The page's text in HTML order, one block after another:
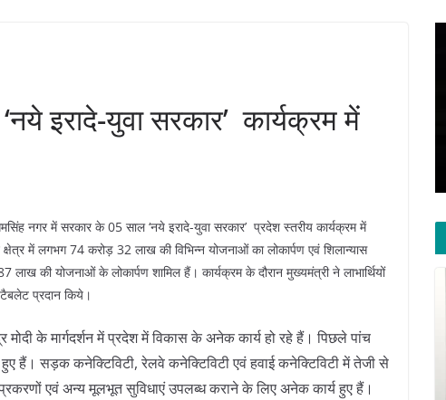
इरादे-युवा सरकार’ कार्यक्रम में
नगर में सरकार के 05 साल ‘नये इरादे-युवा सरकार’ प्रदेश स्तरीय कार्यक्रम में
में लगभग 74 करोड़ 32 लाख की विभिन्न योजनाओं का लोकार्पण एवं शिलान्यास
की योजनाओं के लोकार्पण शामिल हैं। कार्यक्रम के दौरान मुख्यमंत्री ने लाभार्थियों
टैबलेट प्रदान किये।
मोदी के मार्गदर्शन में प्रदेश में विकास के अनेक कार्य हो रहे हैं। पिछले पांच
हैं। सड़क कनेक्टिविटी, रेलवे कनेक्टिविटी एवं हवाई कनेक्टिविटी में तेजी से
एवं अन्य मूलभूत सुविधाएं उपलब्ध कराने के लिए अनेक कार्य हुए हैं।